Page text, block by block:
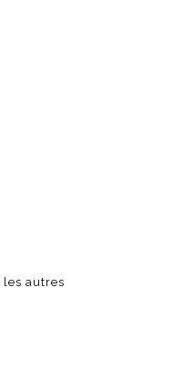
autres